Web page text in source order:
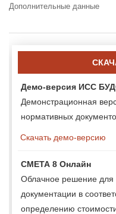
Дополнительные данные
Демо-версия ИСС
Демонстрационная
нормативных
Скачать демо-версию
СМЕТА 8 Онлайн
Облачное решение для
документации в
определению